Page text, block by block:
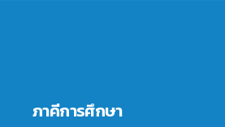
ภาคีการศึกษา